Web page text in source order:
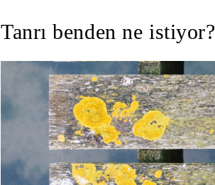
Tanrı benden ne istiyor?